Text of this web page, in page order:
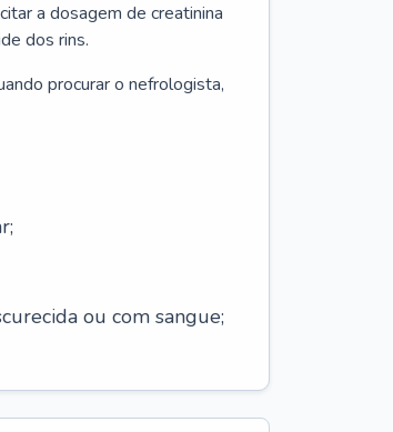
a dosagem de creatinina
dos rins.
procurar o nefrologista,
ou com sangue;